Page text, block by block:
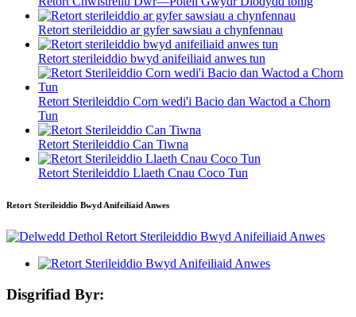
Retort sterileiddio ar gyfer sawsiau a chynfennau
Retort sterileiddio bwyd anifeiliaid anwes tun
Retort Sterileiddio Corn wedi'i Bacio dan Wactod a Chorn
Tun
Retort Sterileiddio Can Tiwna
Retort Sterileiddio Llaeth Cnau Coco Tun
Retort Sterileiddio Bwyd Anifeiliaid Anwes
Disgrifiad Byr: